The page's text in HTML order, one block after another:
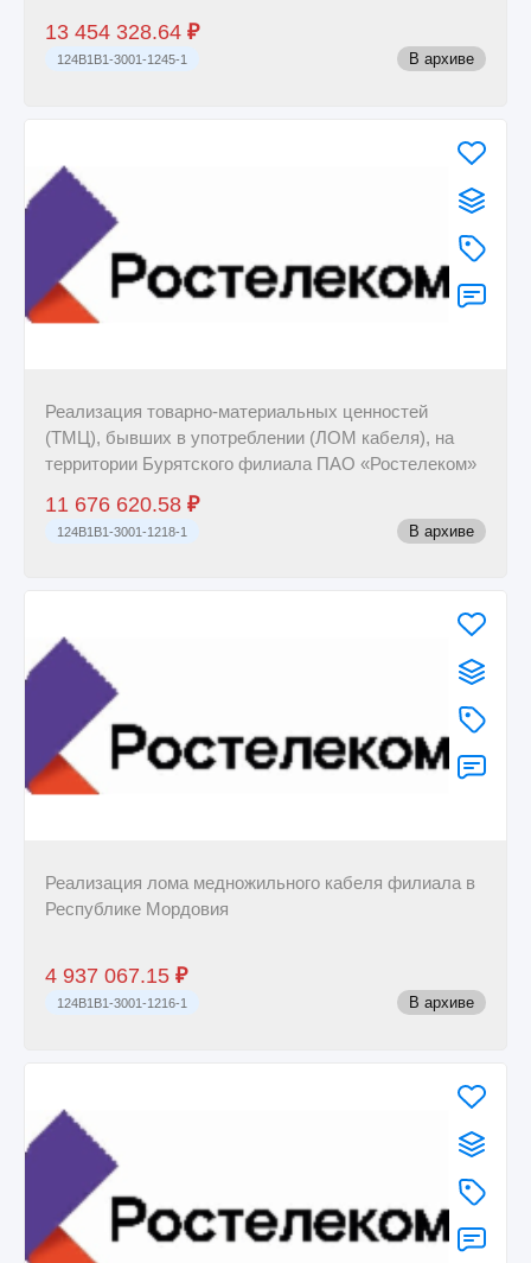
13 454 328.64 ₽
124B1B1-3001-1245-1 В архиве
Реализация товарно-материальных ценностей
(ТМЦ), бывших в употреблении (ЛОМ кабеля), на
территории Бурятского филиала ПАО «Ростелеком»
11 676 620.58 ₽
124B1B1-3001-1218-1 В архиве
Реализация лома медножильного кабеля филиала в
Республике Мордовия
4 937 067.15 ₽
124B1B1-3001-1216-1 В архиве